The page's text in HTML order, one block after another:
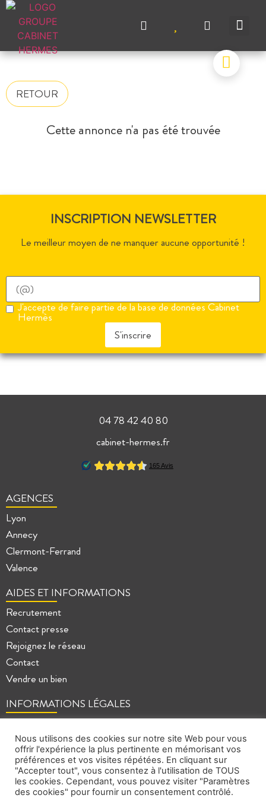
RETOUR
Cette annonce n'a pas été trouvée
INSCRIPTION NEWSLETTER
Le meilleur moyen de ne manquer aucune opportunité !
J'accepte de faire partie de la base de données Cabinet
Hermès
S'inscrire
04 78 42 40 80
cabinet-hermes.fr
AGENCES
Lyon
Annecy
Clermont-Ferrand
Valence
AIDES ET INFORMATIONS
Recrutement
Contact presse
Rejoignez le réseau
Contact
Vendre un bien
INFORMATIONS LÉGALES
Mentions légales
Politique de confidentialité
Plan du site
Nous utilisons des cookies sur notre site Web pour vous
offrir l'expérience la plus pertinente en mémorisant vos
préférences et vos visites répétées. En cliquant sur
"Accepter tout", vous consentez à l'utilisation de TOUS
les cookies. Cependant, vous pouvez visiter "Paramètres
des cookies" pour fournir un consentement contrôlé.